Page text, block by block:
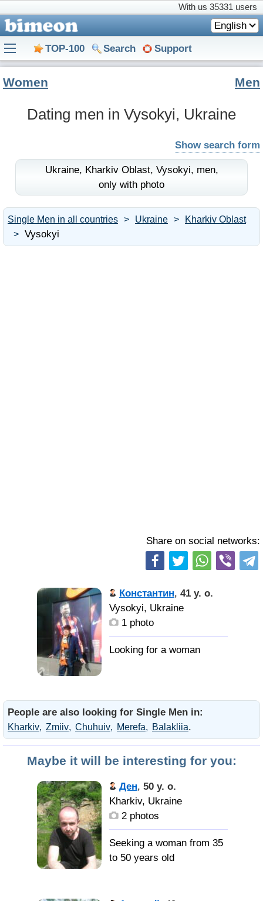
With us 35331 users
English
TOP-100 Search Support
Dating men in Vysokyi, Ukraine
Women Men
Show search form
Ukraine, Kharkiv Oblast, Vysokyi, men,
only with photo
Single Men in all countries Ukraine Kharkiv Oblast
Vysokyi
Share on social networks:
Константин, 41 y. o.
Vysokyi, Ukraine
1 photo
People are also looking for Single Men in:
Kharkiv Zmiiv Chuhuiv Merefa Balakliia.
Maybe it will be interesting for you:
Ден, 50 y. o.
Kharkiv, Ukraine
2 photos
Seeking a woman from 35
to 50 years old